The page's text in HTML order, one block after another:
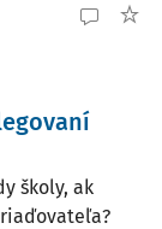
školy, ak